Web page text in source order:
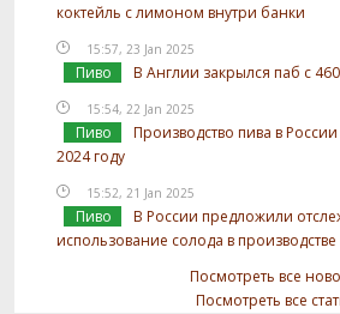
коктейль с лимоном внутри банки
15:57, 23 Jan 2025
Пиво В Англии закрылся паб с
15:54, 22 Jan 2025
Пиво
Производство пива в
2024 году
15:52, 21 Jan 2025
Пиво
В России предложили
использование солода в производстве
Посмотреть все
Посмотреть все